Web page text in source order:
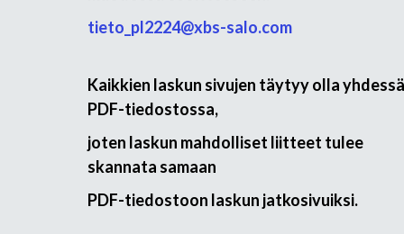
tieto_pl2224@xbs-salo.com
Kaikkien laskun sivujen täytyy olla yhdessä
PDF-tiedostossa,
joten laskun mahdolliset liitteet tulee
skannata samaan
PDF-tiedostoon laskun jatkosivuiksi.